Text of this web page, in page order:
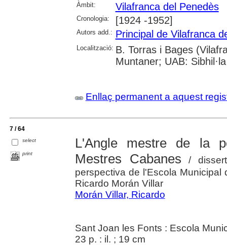
Àmbit: Vilafranca del Penedès
Cronologia: [1924 -1952]
Autors add.: Principal de Vilafranca
Localització: B. Torras i Bages
Muntaner; UAB: Sibhil·la
Enllaç permanent a aquest
7 / 64
select
print
L'Angle mestre de la
Mestres Cabanes /
perspectiva de l'Escola
Ricardo Morán Villar
Morán Villar, Ricardo
Sant Joan les Fonts : Escola
23 p. : il. ; 19 cm